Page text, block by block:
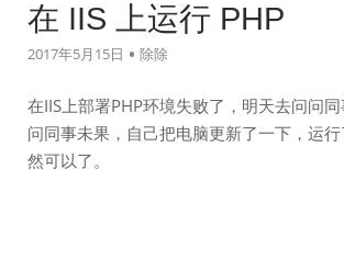
在 IIS 上运行 PHP
2017年5月15日 除除
在IIS上部署PHP环境失败了，明天去问问同
问同事未果，自己把电脑更新了一下，运
然可以了。